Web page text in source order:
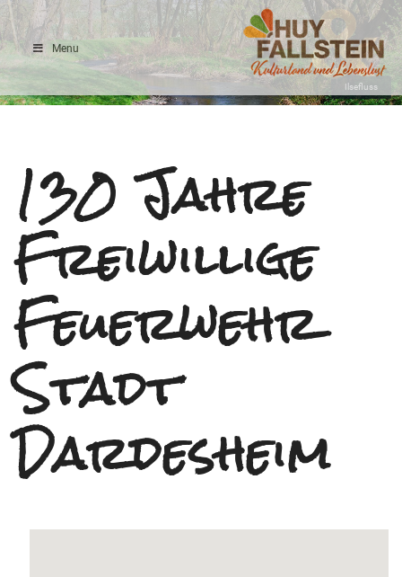
Menu
Ilsefluss
130 Jahre
Freiwillige
Feuerwehr
Stadt
Dardesheim